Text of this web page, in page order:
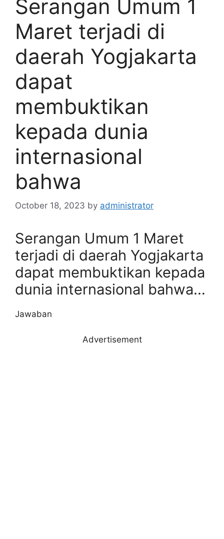
Serangan Umum 1
Maret terjadi di
daerah Yogjakarta
dapat
membuktikan
kepada dunia
internasional
bahwa
October 18, 2023 by administrator
Serangan Umum 1 Maret
terjadi di daerah Yogjakarta
dapat membuktikan kepada
dunia internasional bahwa…
Jawaban
Advertisement